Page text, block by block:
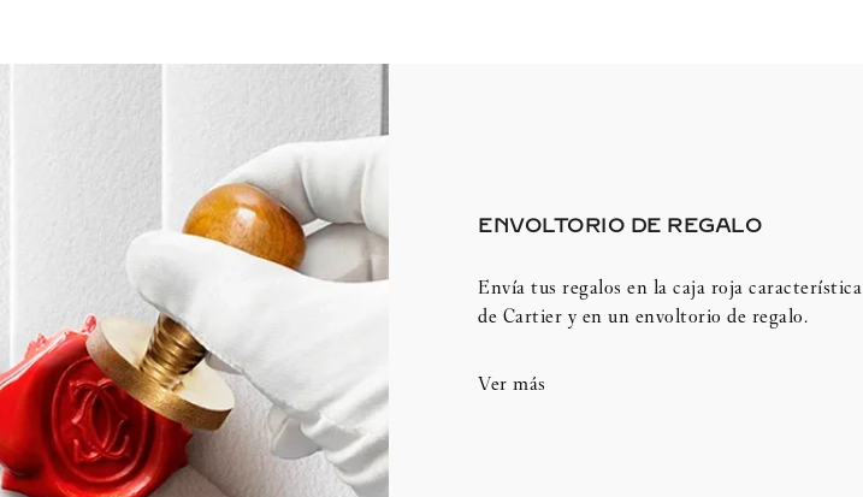
ENVOLTORIO DE REGALO
Envía tus regalos en la caja roja característica
de Cartier y en un envoltorio de regalo.
Ver más